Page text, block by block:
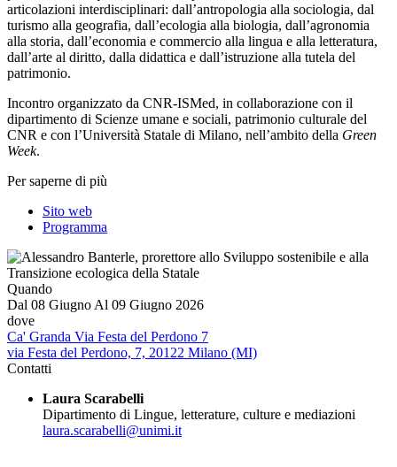
articolazioni interdisciplinari: dall’antropologia alla sociologia, dal
turismo alla geografia, dall’ecologia alla biologia, dall’agronomia
alla storia, dall’economia e commercio alla lingua e alla letteratura,
dall’arte al diritto, dalla didattica e dall’istruzione alla tutela del
patrimonio.
Incontro organizzato da CNR-ISMed, in collaborazione con il
dipartimento di Scienze umane e sociali, patrimonio culturale del
CNR e con l’Università Statale di Milano, nell’ambito della Green
Week.
Per saperne di più
Sito web
Programma
Quando
Dal 08 Giugno Al 09 Giugno 2026
dove
Ca' Granda Via Festa del Perdono 7
via Festa del Perdono, 7, 20122 Milano (MI)
Contatti
Laura Scarabelli
Dipartimento di Lingue, letterature, culture e mediazioni
laura.scarabelli@unimi.it